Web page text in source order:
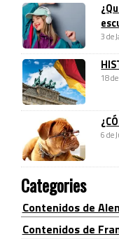
3 de
18
6 de
Categories
Contenidos de
Contenidos de